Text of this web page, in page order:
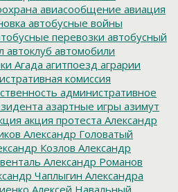
авиасообщение авиация
автобусные войны
перевозки автобусный
автоклуб автомобили
Агада агитпоезд аграрии
комиссия
административное
азартные игры азимут
акция протеста Александр
Александр Головатый
Козлов Александр
Александр Романов
Чаплыгин Александра
Алексей Навальный